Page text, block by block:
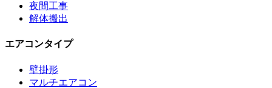
夜間工事
解体搬出
エアコンタイプ
壁掛形
マルチエアコン